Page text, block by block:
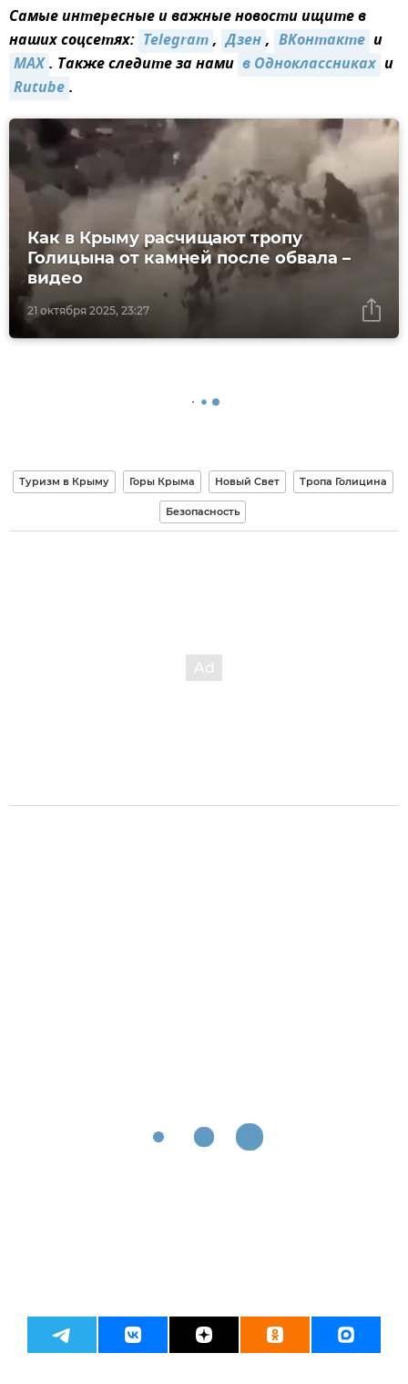
Самые интересные и важные новости ищите в
наших соцсетях: Telegram, Дзен, ВКонтакте и
MAX. Также следите за нами в Одноклассниках и
Rutube.
21 октября 2025, 23:27
Как в Крыму расчищают тропу
Голицына от камней после обвала –
видео
Туризм в Крыму Горы Крыма Новый Свет Тропа Голицина
Безопасность